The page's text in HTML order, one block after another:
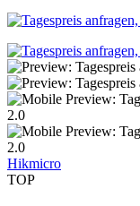
Hikmicro
TOP